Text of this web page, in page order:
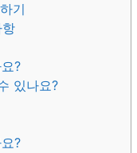
기
?
있나요?
?